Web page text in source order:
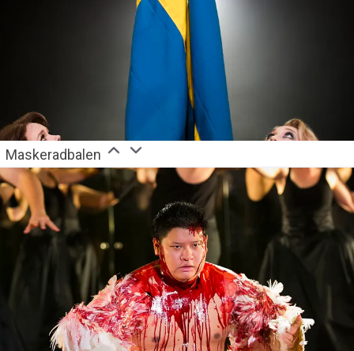
Maskeradbalen